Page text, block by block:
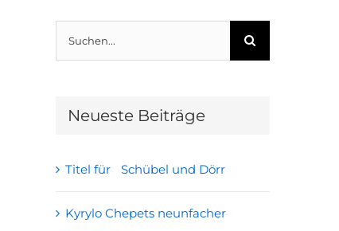
Suche
nach:
Neueste Beiträge
Titel für Schübel und Dörr
Kyrylo Chepets neunfacher